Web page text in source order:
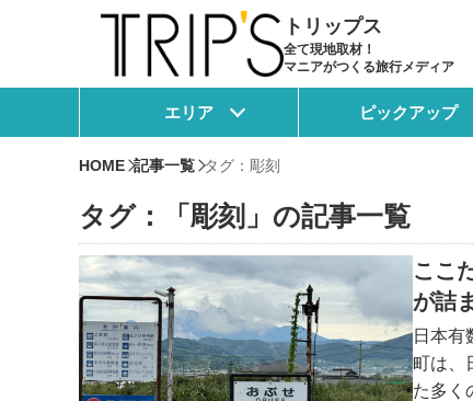
トリップス
全て現地取材！
マニアがつくる旅行メディア
エリア ピックアップ
HOME 記事一覧 タグ：彫刻
タグ：「彫刻」の記事一覧
ここ
が詰
日本有
町は、
た多く